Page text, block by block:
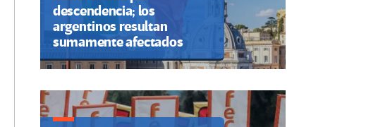
descendencia; los
argentinos resultan
sumamente afectados